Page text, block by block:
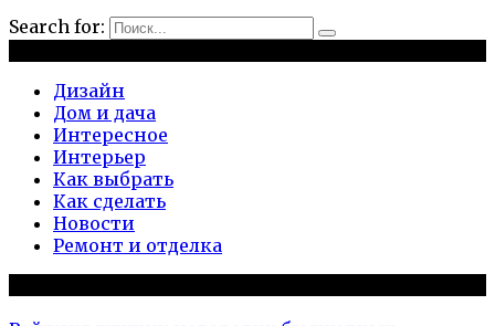
Search for:
Дизайн
Дом и дача
Интересное
Интерьер
Как выбрать
Как сделать
Новости
Ремонт и отделка